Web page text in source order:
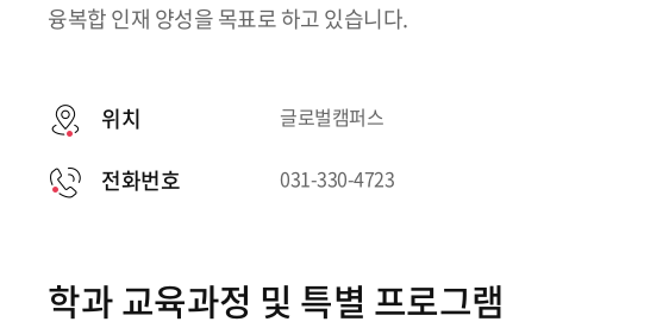
융복합 인재 양성을 목표로 하고 있습니다.
위치 글로벌캠퍼스
전화번호 031-330-4723
학과 교육과정 및 특별 프로그램